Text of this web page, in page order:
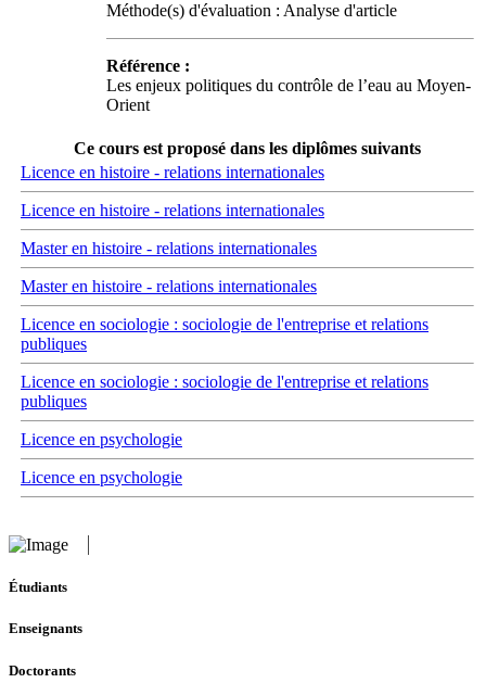
Méthode(s) d'évaluation : Analyse d'article
Référence :
Les enjeux politiques du contrôle de l’eau au Moyen-
Orient
Ce cours est proposé dans les diplômes suivants
Licence en histoire - relations internationales
Licence en histoire - relations internationales
Master en histoire - relations internationales
Master en histoire - relations internationales
Licence en sociologie : sociologie de l'entreprise et relations
publiques
Licence en sociologie : sociologie de l'entreprise et relations
publiques
Licence en psychologie
Licence en psychologie
Étudiants
Enseignants
Doctorants